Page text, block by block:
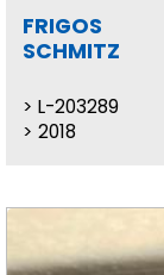
FRIGOS
SCHMITZ
L-203289
2018